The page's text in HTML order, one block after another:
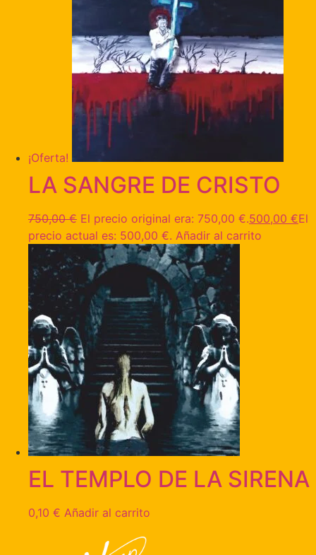
¡Oferta!
LA SANGRE DE CRISTO
750,00€ El precio original era: 750,00 €.500,00 €El
precio actual es: 500,00 €. Añadir al carrito
EL TEMPLO DE LA SIRENA
0,10 € Añadir al carrito